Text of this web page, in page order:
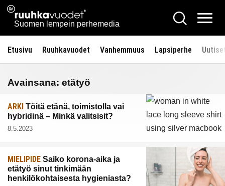
Siirry
sisältöön
Ruuhkavuodet.fi
Suomen lempein perhemedia
Hae
Etusivu Ruuhkavuodet Vanhemmuus Lapsiperhe
Avainsana: etätyö
ARKI Töitä etänä, toimistolla vai
hybridinä – Minkä valitsisit?
8.5.2023
MIELIPIDE Saiko korona-aika ja
etätyö sinut tinkimään
henkilökohtaisesta hygieniasta?